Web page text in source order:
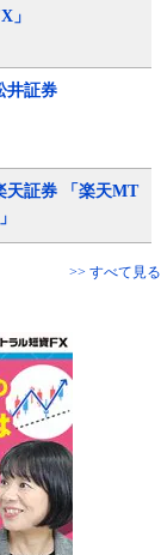
」
井証券
天証券 「楽天MT
>> すべて見る